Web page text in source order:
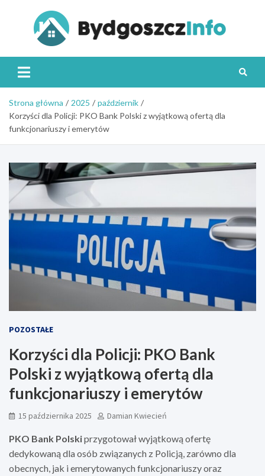
Strona główna 2025
październik
Korzyści dla Policji: PKO Bank Polski z wyjątkową ofertą dla
funkcjonariuszy i emerytów
POZOSTAŁE
Korzyści dla Policji: PKO Bank
Polski z wyjątkową ofertą dla
funkcjonariuszy i emerytów
15 października 2025 Damian Kwiecień
PKO Bank Polskiprzygotował wyjątkową ofertę
dedykowaną dla osób związanych z Policją, zarówno dla
obecnych, jak i emerytowanych funkcjonariuszy oraz